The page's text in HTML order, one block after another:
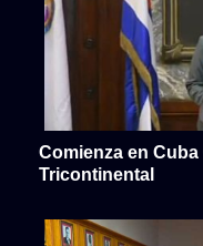
Comienza en
Tricontinental